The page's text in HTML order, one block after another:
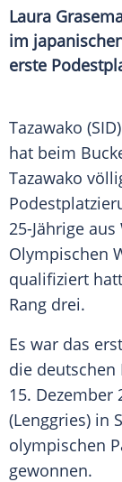
Laura
im
erste
Tazawako
hat beim
Tazawako
25-Jährige aus
Olympischen
qualifiziert
Rang drei.
Es war das
die deutschen
15. Dezember
(Lenggries) in
olympischen
gewonnen.